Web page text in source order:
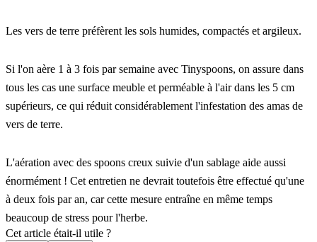
Les vers de terre préfèrent les sols humides, compactés et argileux.
Si l'on aère 1 à 3 fois par semaine avec Tinyspoons, on assure dans
tous les cas une surface meuble et perméable à l'air dans les 5 cm
supérieurs, ce qui réduit considérablement l'infestation des amas de
vers de terre.
L'aération avec des spoons creux suivie d'un sablage aide aussi
énormément ! Cet entretien ne devrait toutefois être effectué qu'une
à deux fois par an, car cette mesure entraîne en même temps
beaucoup de stress pour l'herbe.
Cet article était-il utile ?